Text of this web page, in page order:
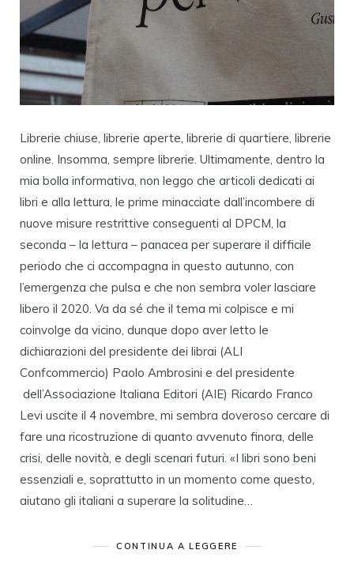
Librerie chiuse, librerie aperte, librerie di quartiere, librerie
online. Insomma, sempre librerie. Ultimamente, dentro la
mia bolla informativa, non leggo che articoli dedicati ai
libri e alla lettura, le prime minacciate dall’incombere di
nuove misure restrittive conseguenti al DPCM, la
seconda – la lettura – panacea per superare il difficile
periodo che ci accompagna in questo autunno, con
l’emergenza che pulsa e che non sembra voler lasciare
libero il 2020. Va da sé che il tema mi colpisce e mi
coinvolge da vicino, dunque dopo aver letto le
dichiarazioni del presidente dei librai (ALI
Confcommercio) Paolo Ambrosini e del presidente
dell’Associazione Italiana Editori (AIE) Ricardo Franco
Levi uscite il 4 novembre, mi sembra doveroso cercare di
fare una ricostruzione di quanto avvenuto finora, delle
crisi, delle novità, e degli scenari futuri. «I libri sono beni
essenziali e, soprattutto in un momento come questo,
aiutano gli italiani a superare la solitudine…
CONTINUA A LEGGERE